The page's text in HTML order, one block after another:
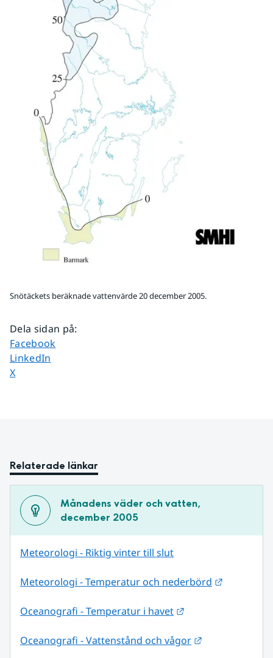
Snötäckets beräknade vattenvärde 20 december 2005.
Dela sidan på:
Dela sidan på
Facebook
Dela sidan på
LinkedIn
Dela sidan på
X
Relaterade länkar
Månadens väder och vatten,
december 2005
Meteorologi - Riktig vinter till slut
Meteorologi - Temperatur och nederbörd
Oceanografi - Temperatur i havet
Oceanografi - Vattenstånd och vågor